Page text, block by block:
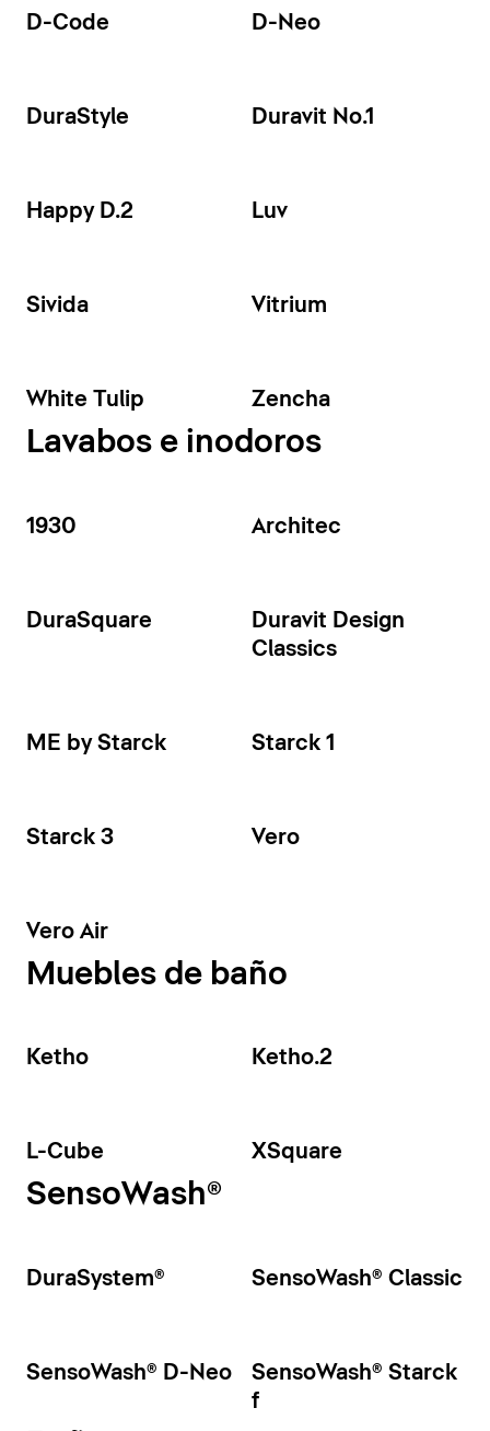
D-Code D-Neo
DuraStyle Duravit No.1
Happy D.2 Luv
Sivida Vitrium
White Tulip Zencha
Lavabos e inodoros
1930 Architec
DuraSquare
Duravit Design
Classics
ME by Starck Starck 1
Starck 3 Vero
Vero Air
Muebles de baño
Ketho Ketho.2
L-Cube XSquare
SensoWash®
DuraSystem® SensoWash® Classic
SensoWash® D-Neo
SensoWash® Starck
f